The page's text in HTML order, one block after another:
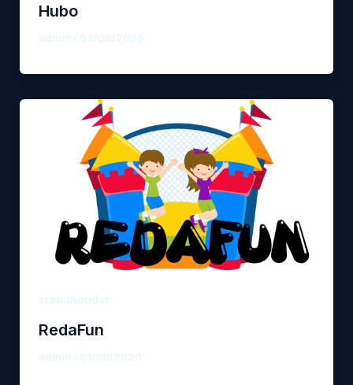
Hubo
admin / 02/08/2026
standhouder
RedaFun
admin / 01/08/2026